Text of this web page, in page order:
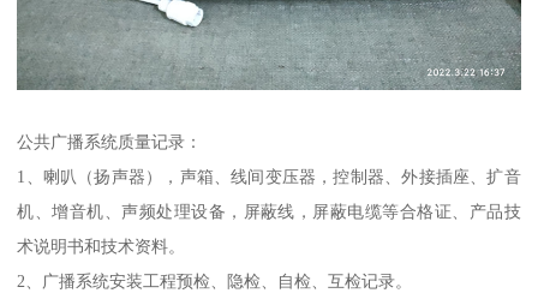
公共广播系统质量记录：
1、喇叭（扬声器），声箱、线间变压器，控制器、外接插座、扩音
机、增音机、声频处理设备，屏蔽线，屏蔽电缆等合格证、产品技
术说明书和技术资料。
2、广播系统安装工程预检、隐检、自检、互检记录。